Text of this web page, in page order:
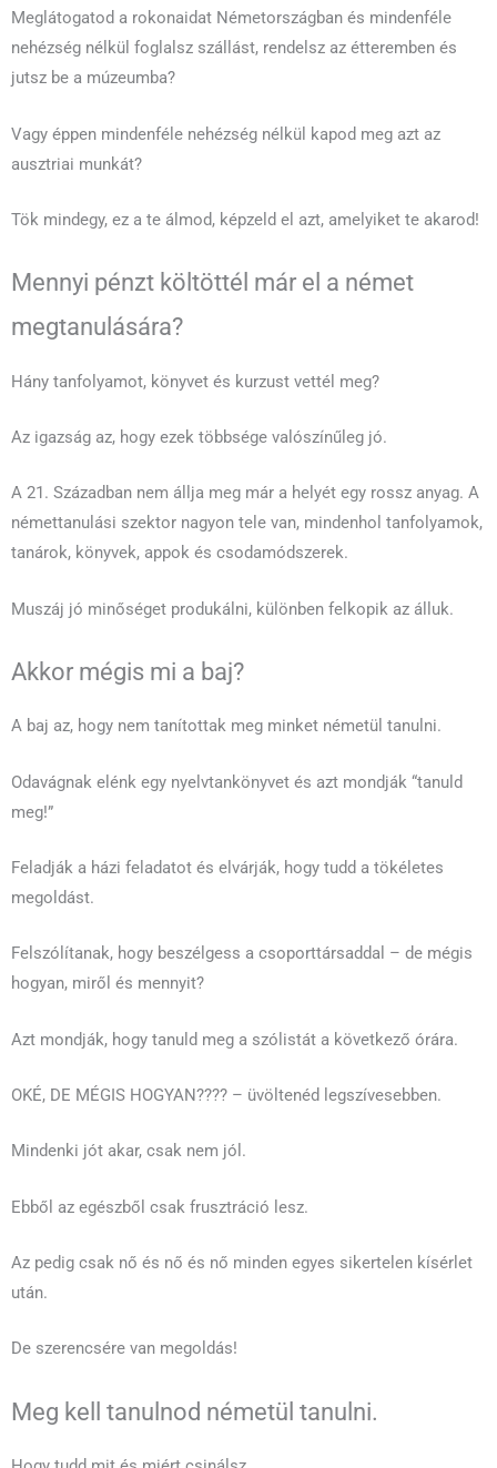
Meglátogatod a rokonaidat Németországban és mindenféle
nehézség nélkül foglalsz szállást, rendelsz az étteremben és
jutsz be a múzeumba?
Vagy éppen mindenféle nehézség nélkül kapod meg azt az
ausztriai munkát?
Tök mindegy, ez a te álmod, képzeld el azt, amelyiket te akarod!
Mennyi pénzt költöttél már el a német
megtanulására?
Hány tanfolyamot, könyvet és kurzust vettél meg?
Az igazság az, hogy ezek többsége valószínűleg jó.
A 21. Században nem állja meg már a helyét egy rossz anyag. A
némettanulási szektor nagyon tele van, mindenhol tanfolyamok,
tanárok, könyvek, appok és csodamódszerek.
Muszáj jó minőséget produkálni, különben felkopik az álluk.
Akkor mégis mi a baj?
A baj az, hogy nem tanítottak meg minket németül tanulni.
Odavágnak elénk egy nyelvtankönyvet és azt mondják “tanuld
meg!”
Feladják a házi feladatot és elvárják, hogy tudd a tökéletes
megoldást.
Felszólítanak, hogy beszélgess a csoporttársaddal – de mégis
hogyan, miről és mennyit?
Azt mondják, hogy tanuld meg a szólistát a következő órára.
OKÉ, DE MÉGIS HOGYAN???? – üvöltenéd legszívesebben.
Mindenki jót akar, csak nem jól.
Ebből az egészből csak frusztráció lesz.
Az pedig csak nő és nő és nő minden egyes sikertelen kísérlet
után.
De szerencsére van megoldás!
Meg kell tanulnod németül tanulni.